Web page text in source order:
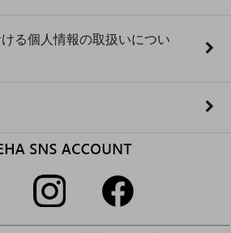
る個人情報の取扱いについ